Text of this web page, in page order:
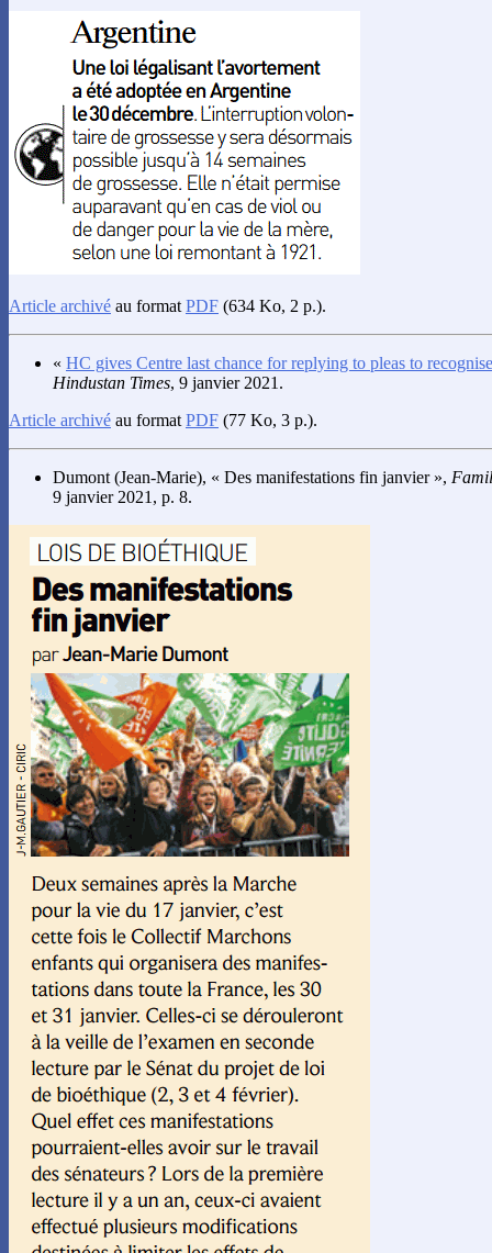
Article archivé au format PDF (634 Ko, 2 p.).
« HC gives Centre last chance for replying to pleas to
Hindustan Times, 9 janvier 2021.
Article archivé au format PDF (77 Ko, 3 p.).
Dumont (Jean-Marie), « Des manifestations fin janvier »,
9 janvier 2021, p. 8.